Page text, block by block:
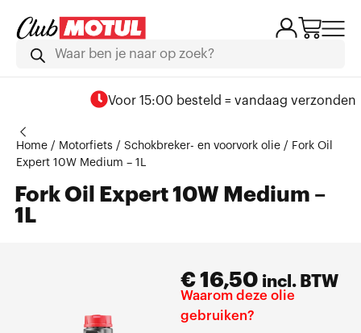
Voor 15:00 besteld = vandaag verzonden
Home/ Motorfiets / Schokbreker- en voorvork olie/ Fork Oil
Expert 10W Medium – 1L
Fork Oil Expert 10W Medium –
1L
€16,50 incl. BTW
Waarom deze olie
gebruiken?